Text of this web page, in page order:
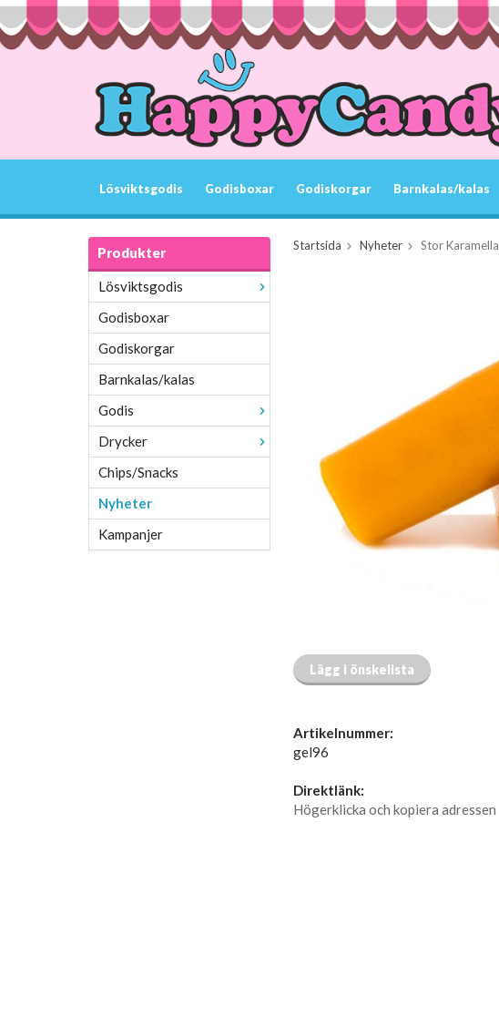
Lösviktsgodis Godisboxar Godiskorgar Barnkalas/kalas
Produkter
Lösviktsgodis
Godisboxar
Godiskorgar
Barnkalas/kalas
Godis
Drycker
Chips/Snacks
Nyheter
Kampanjer
Startsida Nyheter Stor Karamella
Lägg i önskelista
Artikelnummer:
gel96
Direktlänk:
Högerklicka och kopiera adressen